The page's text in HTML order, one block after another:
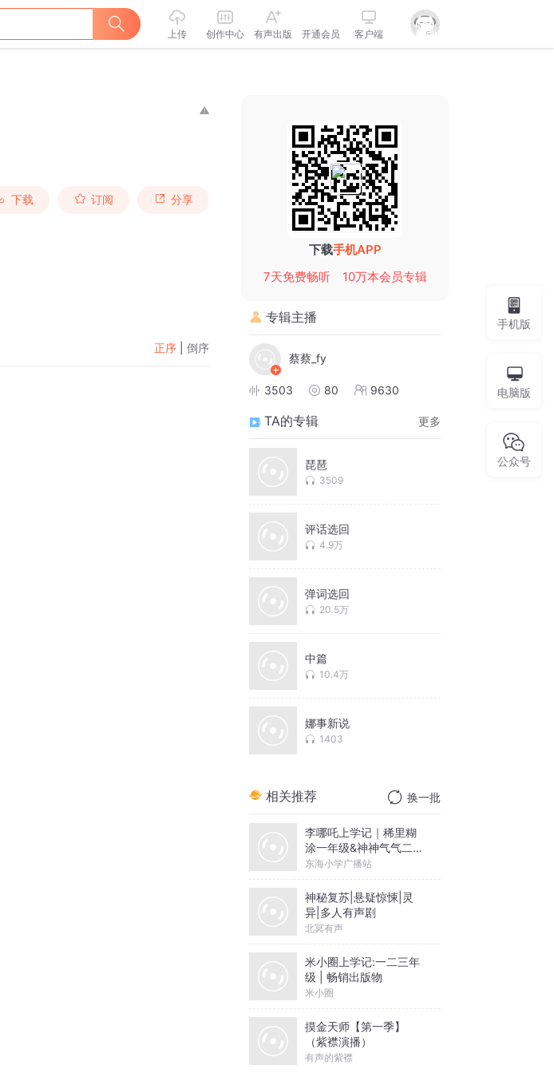
上传 创作中心 有声出版 开通会员 客户端
下载 订阅 分享
正序 倒序
下载手机APP
7天免费畅听
10万本会员专辑
专辑主播
蔡蔡_fy
3503 80 9630
TA的专辑 更多
琵琶
3509
评话选回
4.9万
弹词选回
20.5万
中篇
10.4万
娜事新说
1403
相关推荐 换一批
李哪吒上学记｜稀里糊
涂一年级&神神气气二年
级
东海小学广播站
神秘复苏|悬疑惊悚|灵
异|多人有声剧
北冥有声
米小圈上学记:一二三年
级 | 畅销出版物
米小圈
摸金天师【第一季】
（紫襟演播）
有声的紫襟
手机版
电脑版
公众号